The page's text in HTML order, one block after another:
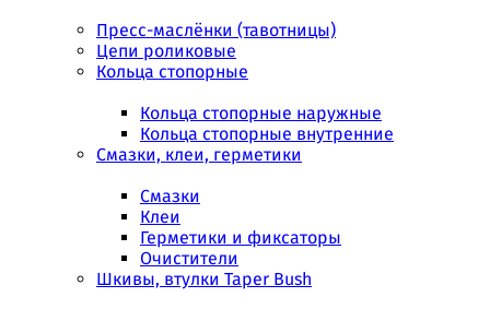
Пресс-маслёнки (тавотницы)
Цепи роликовые
Кольца стопорные
Кольца стопорные наружные
Кольца стопорные внутренние
Смазки, клеи, герметики
Смазки
Клеи
Герметики и фиксаторы
Очистители
Шкивы, втулки Taper Bush